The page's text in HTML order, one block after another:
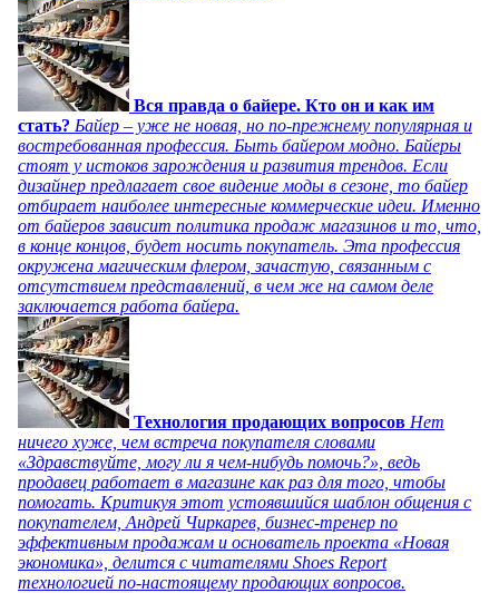
Вся правда о байере. Кто он и как им
стать? Байер – уже не новая, но по-прежнему популярная и
востребованная профессия. Быть байером модно. Байеры
стоят у истоков зарождения и развития трендов. Если
дизайнер предлагает свое видение моды в сезоне, то байер
отбирает наиболее интересные коммерческие идеи. Именно
от байеров зависит политика продаж магазинов и то, что,
в конце концов, будет носить покупатель. Эта профессия
окружена магическим флером, зачастую, связанным с
отсутствием представлений, в чем же на самом деле
заключается работа байера.
Технология продающих вопросов Нет
ничего хуже, чем встреча покупателя словами
«Здравствуйте, могу ли я чем-нибудь помочь?», ведь
продавец работает в магазине как раз для того, чтобы
помогать. Критикуя этот устоявшийся шаблон общения с
покупателем, Андрей Чиркарев, бизнес-тренер по
эффективным продажам и основатель проекта «Новая
экономика», делится с читателями Shoes Report
технологией по-настоящему продающих вопросов.